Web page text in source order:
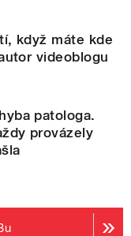
když máte kde
videoblogu
patologa.
provázely